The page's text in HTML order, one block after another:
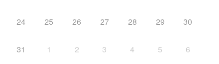
24 25 26 27 28 29 30
31 1 2 3 4 5 6